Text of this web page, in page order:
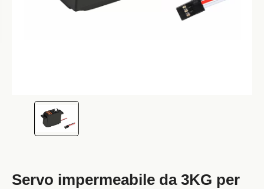
Servo impermeabile da 3KG per